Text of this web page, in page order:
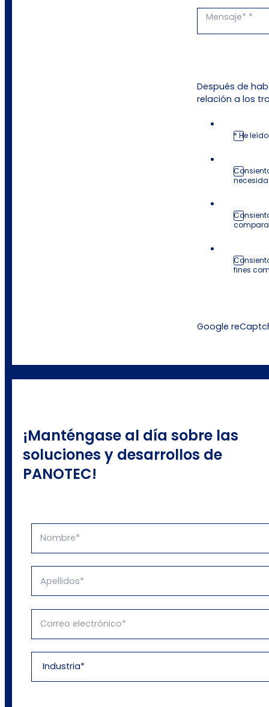
Después de
relación a los
* He
fines
Google
¡Manténgase al día sobre las
soluciones y desarrollos de
PANOTEC!